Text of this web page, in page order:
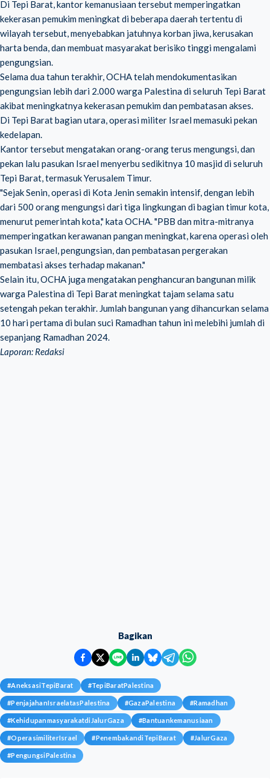
Di Tepi Barat, kantor kemanusiaan tersebut memperingatkan
kekerasan pemukim meningkat di beberapa daerah tertentu di
wilayah tersebut, menyebabkan jatuhnya korban jiwa, kerusakan
harta benda, dan membuat masyarakat berisiko tinggi mengalami
pengungsian.
Selama dua tahun terakhir, OCHA telah mendokumentasikan
pengungsian lebih dari 2.000 warga Palestina di seluruh Tepi Barat
akibat meningkatnya kekerasanpemukim dan pembatasan akses.
Di Tepi Barat bagian utara, operasi militer Israel memasuki pekan
kedelapan.
Kantor tersebut mengatakan orang-orang terus mengungsi, dan
pekan lalu pasukan Israel menyerbu sedikitnya 10 masjid di seluruh
Tepi Barat, termasuk Yerusalem Timur.
"Sejak Senin, operasi di Kota Jenin semakin intensif, dengan lebih
dari 500 orang mengungsi dari tiga lingkungan di bagian timur kota,
menurut pemerintah kota," kata OCHA. "PBB dan mitra-mitranya
memperingatkan kerawanan pangan meningkat, karena operasi oleh
pasukan Israel, pengungsian, dan pembatasan pergerakan
membatasi akses terhadap makanan."
Selain itu, OCHA juga mengatakan penghancuran bangunan milik
warga Palestina di Tepi Barat meningkat tajam selama satu
setengah pekan terakhir. Jumlah bangunan yang dihancurkan selama
10 hari pertama di bulan suci Ramadhan tahun ini melebihi jumlah di
sepanjang Ramadhan 2024.
Laporan: Redaksi
Bagikan
#AneksasiTepiBarat #TepiBaratPalestina
#PenjajahanIsraelatasPalestina #GazaPalestina #Ramadhan
#KehidupanmasyarakatdiJalurGaza #Bantuankemanusiaan
#OperasimiliterIsrael #PenembakandiTepiBarat #JalurGaza
#PengungsiPalestina